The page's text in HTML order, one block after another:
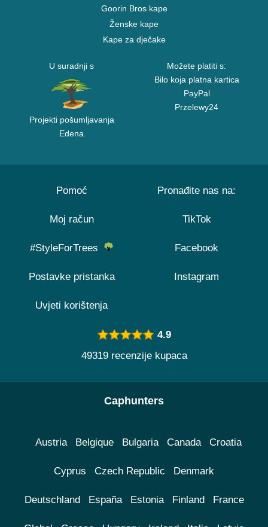
Goorin Bros kape
Ženske kape
Kape za dječake
U suradnji s
Projekti pošumljavanja
Edena
Možete platiti s:
Bilo koja platna kartica
PayPal
Przelewy24
Pomoć
Moj račun
#StyleForTrees
Postavke pristanka
Uvjeti korištenja
Pronađite nas na:
TikTok
Facebook
Instagram
4.9
49319 recenzije kupaca
Caphunters
Austria Belgique Bulgaria Canada Croatia
Cyprus Czech Republic Denmark
Deutschland España Estonia Finland France